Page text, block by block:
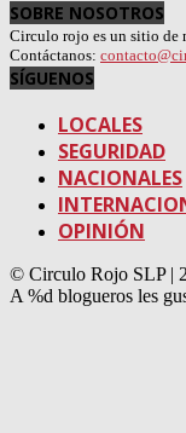
SOBRE NOSOTROS
Circulo rojo es un sitio de
Contáctanos:
SÍGUENOS
LOCALES
SEGURIDAD
NACIONALES
OPINIÓN
© Circulo Rojo SLP |
A %d blogueros les